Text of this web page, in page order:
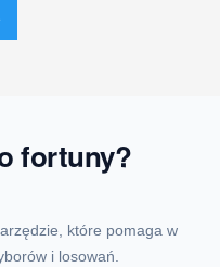
fortuny?
które pomaga w
i losowań.